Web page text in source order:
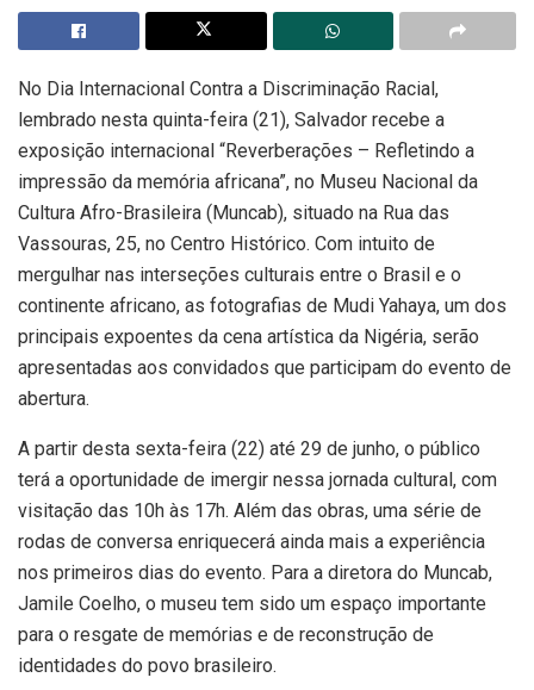
No Dia Internacional Contra a Discriminação Racial,
lembrado nesta quinta-feira (21), Salvador recebe a
exposição internacional “Reverberações – Refletindo a
impressão da memória africana”, no Museu Nacional da
Cultura Afro-Brasileira (Muncab), situado na Rua das
Vassouras, 25, no Centro Histórico. Com intuito de
mergulhar nas interseções culturais entre o Brasil e o
continente africano, as fotografias de Mudi Yahaya, um dos
principais expoentes da cena artística da Nigéria, serão
apresentadas aos convidados que participam do evento de
abertura.
A partir desta sexta-feira (22) até 29 de junho, o público
terá a oportunidade de imergir nessa jornada cultural, com
visitação das 10h às 17h. Além das obras, uma série de
rodas de conversa enriquecerá ainda mais a experiência
nos primeiros dias do evento. Para a diretora do Muncab,
Jamile Coelho, o museu tem sido um espaço importante
para o resgate de memórias e de reconstrução de
identidades do povo brasileiro.